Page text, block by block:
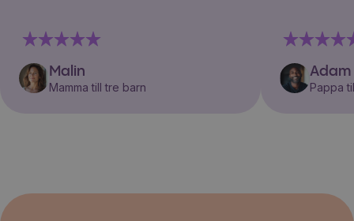
Malin
Mamma till tre barn
Adam
Pappa